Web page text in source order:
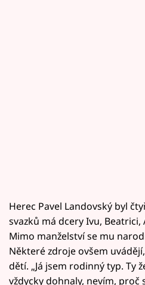
Herec Pavel Landovský byl
svazků má dcery Ivu, Beatrici,
Mimo manželství se mu
Některé zdroje ovšem
dětí. „Já jsem rodinný typ. Ty
vždycky dohnaly, nevím, proč